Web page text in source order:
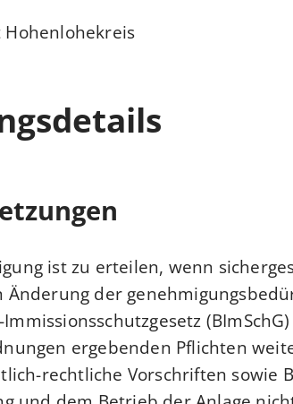
ist zu erteilen, wenn
Änderung der
ergebenden Pflichten
rechtliche Vorschriften sowie